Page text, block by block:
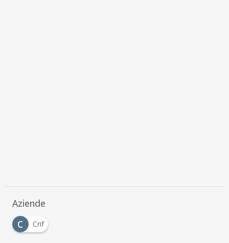
Aziende
C
Crif